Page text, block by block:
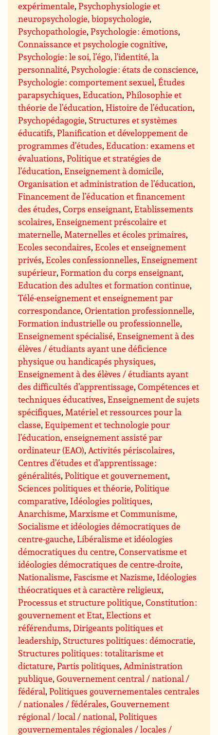
expérimentale,Psychophysiologie et
neuropsychologie, biopsychologie,
Psychopathologie,Psychologie : émotions,
Connaissance et psychologie cognitive,
Psychologie : le soi, l’égo, l’identité, la
personnalité,Psychologie : états de conscience,
Psychologie : comportement sexuel,Études
parapsychiques,Education,Philosophie et
théorie de l’éducation,Histoire de l’éducation,
Psychopédagogie, Structures et systèmes
éducatifs,Planification et développement de
programmes d’études,Education : examens et
évaluations,Politique et stratégies de
l’éducation,Enseignement à domicile,
Organisation et administration de l’éducation,
Financement de l’éducation et financement
des études,Corps enseignant,Etablissements
scolaires,Enseignement préscolaire et
maternelle,Maternelles et écoles primaires,
Ecoles secondaires,Ecoles et enseignement
privés,Ecoles confessionnelles,Enseignement
supérieur,Formation du corps enseignant,
Education des adultes et formation continue,
Télé-enseignement et enseignement par
correspondance,Orientation professionnelle,
Formation industrielle ou professionnelle,
Enseignement spécialisé,Enseignement à des
élèves / étudiants ayant une déficience
physique ou handicapés physiques,
Enseignement à des élèves / étudiants ayant
des difficultés d’apprentissage,Compétences et
techniques éducatives,Enseignement de sujets
spécifiques,Matériel et ressources pour la
classe,Equipement et technologie pour
l’éducation, enseignement assisté par
ordinateur (EAO),Activités périscolaires,
Centres d’études et d’apprentissage :
généralités,Politique et gouvernement,
Sciences politiques et théorie,Politique
comparative, Idéologies politiques,
Anarchisme,Marxisme et Communisme,
Socialisme et idéologies démocratiques de
centre-gauche,Libéralisme et idéologies
démocratiques du centre,Conservatisme et
idéologies démocratiques de centre-droite,
Nationalisme,Fascisme et Nazisme, Idéologies
théocratiques et à caractère religieux,
Processus et structure politique,Constitution :
gouvernement et Etat,Elections et
référendums,Dirigeants politiques et
leadership, Structures politiques : démocratie,
Structures politiques : totalitarisme et
dictature,Partis politiques,Administration
publique,Gouvernement central / national /
fédéral,Politiques gouvernementales centrales
/ nationales / fédérales,Gouvernement
régional / local / national,Politiques
gouvernementales régionales / locales /